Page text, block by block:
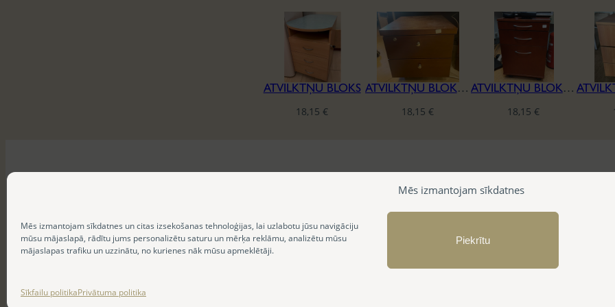
Mēs izmantojam sīkdatnes
Mēs izmantojam sīkdatnes un citas izsekošanas tehnoloģijas, lai uzlabotu jūsu navigāciju
mūsu mājaslapā, rādītu jums personalizētu saturu un mērķa reklāmu, analizētu mūsu
mājaslapas trafiku un uzzinātu, no kurienes nāk mūsu apmeklētāji.
Piekrītu
Sīkfailu politikaPrivātuma politika
ATVILKTŅU BLOKS
18,15€
ATVILKTŅU BLOKS AR 2 ATVILKTNĒM
18,15€
ATVILKTŅU BLOKS AR 3 ATVILKTNĒM
18,15€